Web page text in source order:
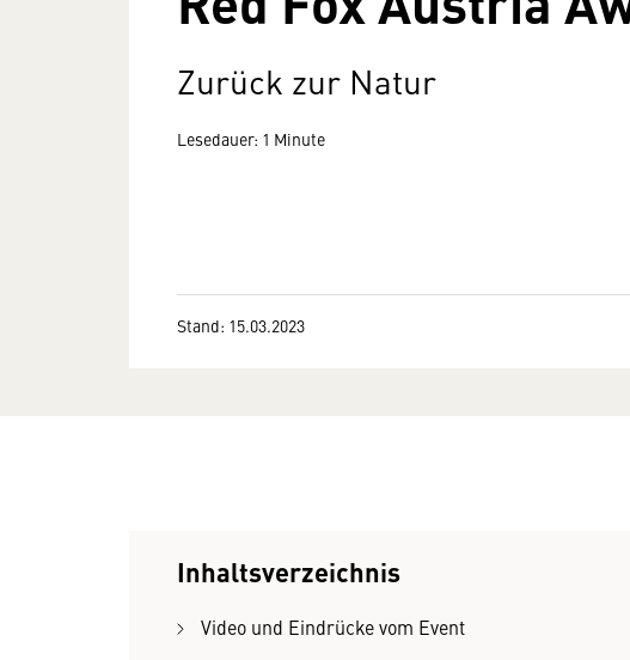
Zurück zur Natur
Lesedauer: 1 Minute
Stand: 15.03.2023
Inhaltsverzeichnis
Video und Eindrücke vom Event